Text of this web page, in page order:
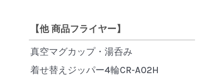
【他 商品フライヤー】
真空マグカップ・湯呑み
着せ替えジッパー4輪CR-A02H